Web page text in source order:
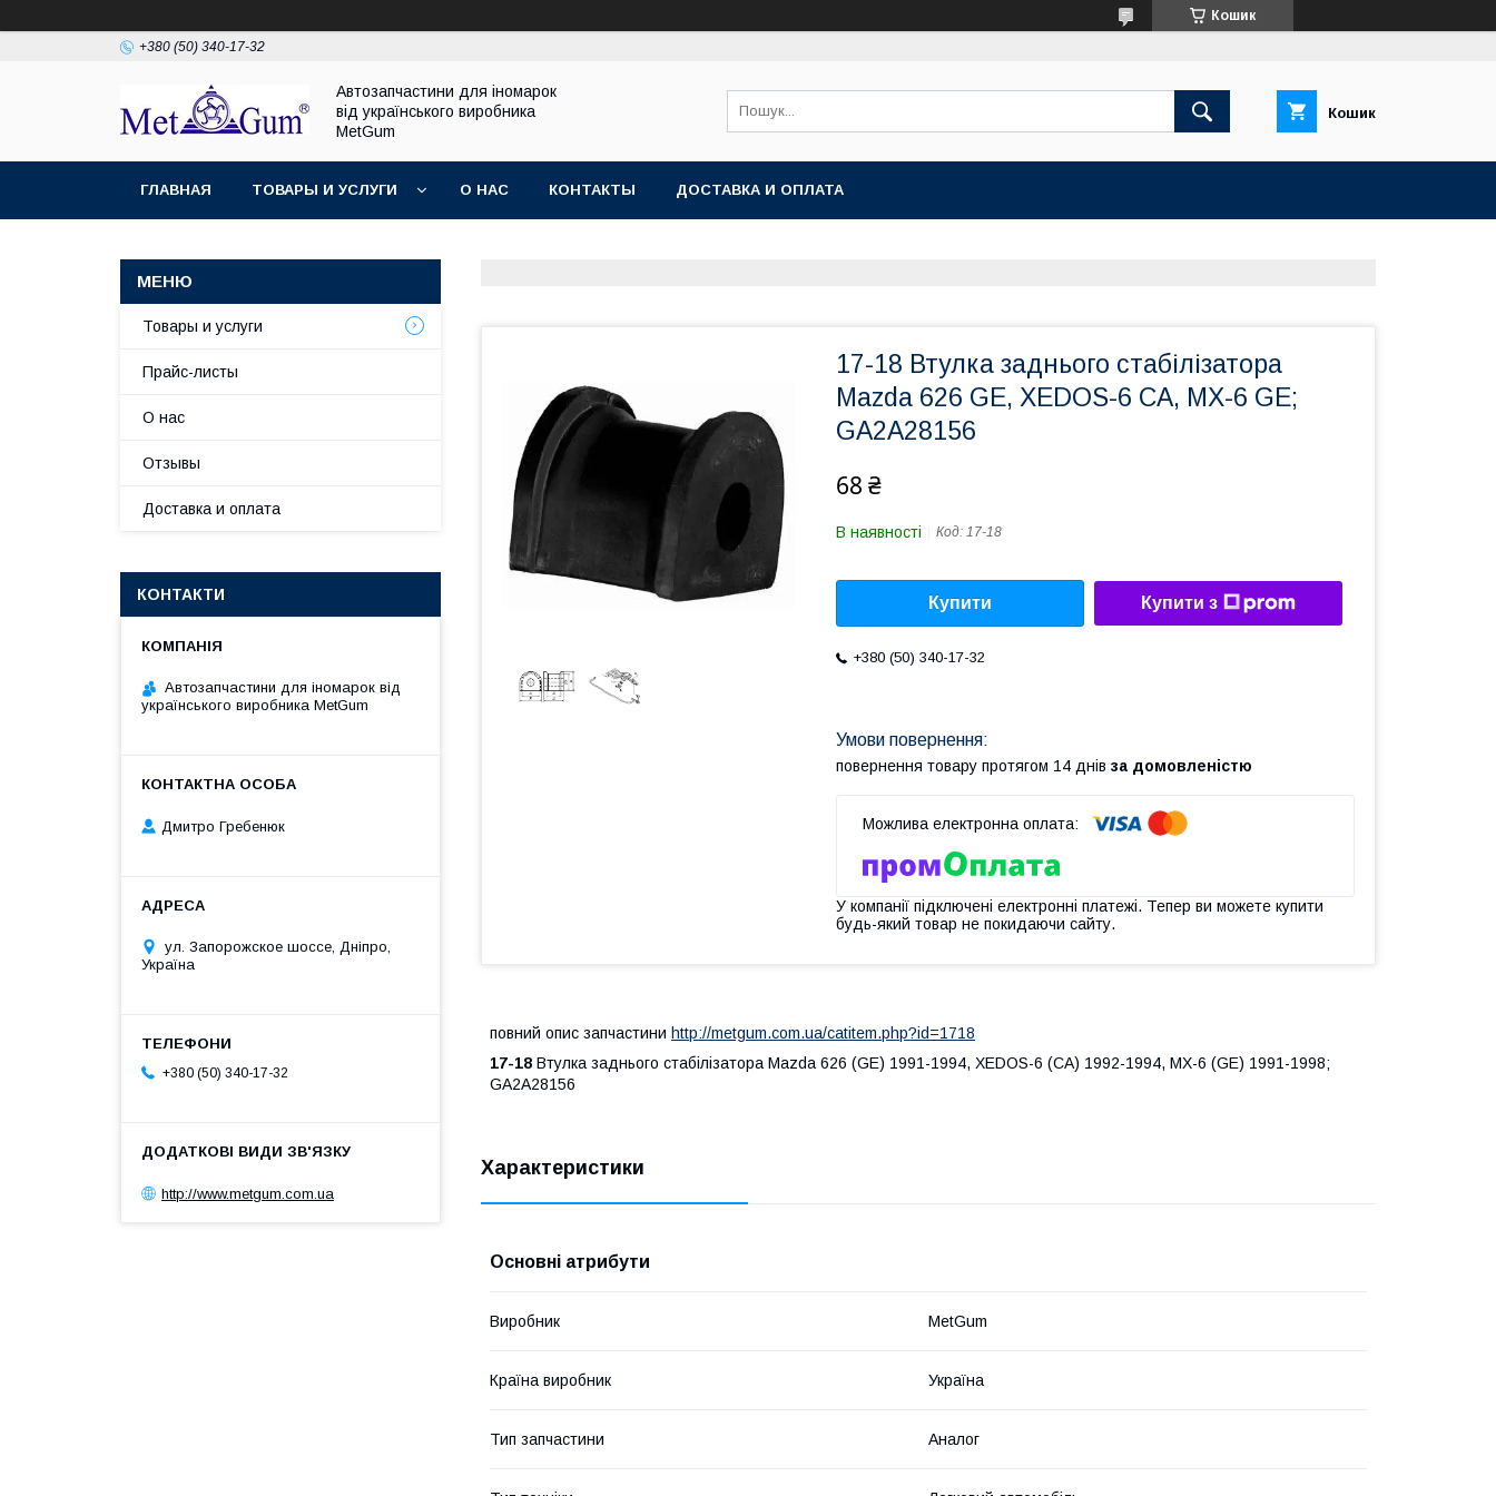
Кошик
+380 (50) 340-17-32
Автозапчастини для іномарок
від українського виробника
MetGum
Кошик
ГЛАВНАЯ ТОВАРЫ И УСЛУГИ О НАС КОНТАКТЫ ДОСТАВКА И ОПЛАТА
17-18 Втулка заднього стабілізатора
Mazda 626 GE, XEDOS-6 CA, MX-6 GE;
GA2A28156
68 ₴
В наявності Код: 17-18
Купити Купити з
+380 (50) 340-17-32
повернення товару протягом 14 днів за домовленістю
У компанії підключені електронні платежі. Тепер ви можете купити
будь-який товар не покидаючи сайту.
повний опис запчастини http://metgum.com.ua/catitem.php?id=1718
17-18 Втулка заднього стабілізатора Mazda 626 (GE) 1991-1994, XEDOS-6 (CA) 1992-1994, MX-6 (GE) 1991-1998;
GA2A28156
Характеристики
Основні атрибути
Виробник MetGum
Країна виробник Україна
Тип запчастини Аналог
Товары и услуги
Прайс-листы
О нас
Отзывы
Доставка и оплата
КОНТАКТИ
Автозапчастини для іномарок від
українського виробника MetGum
Дмитро Гребенюк
ул. Запорожское шоссе, Дніпро,
Україна
+380 (50) 340-17-32
http://www.metgum.com.ua